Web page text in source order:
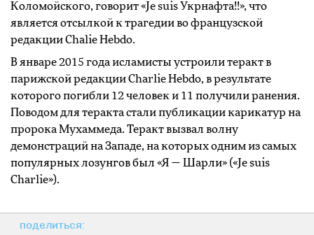
Коломойского, говорит «Je suis Укрнафта!!», что
является отсылкой к трагедии во французской
редакции Chalie Hebdo.
В январе 2015 года исламисты устроили теракт в
парижской редакции Charlie Hebdo, в результате
которого погибли 12 человек и 11 получили ранения.
Поводом для теракта стали публикации карикатур на
пророка Мухаммеда. Теракт вызвал волну
демонстраций на Западе, на которых одним из самых
популярных лозунгов был «Я — Шарли» («Je suis
Charlie»).
поделиться: